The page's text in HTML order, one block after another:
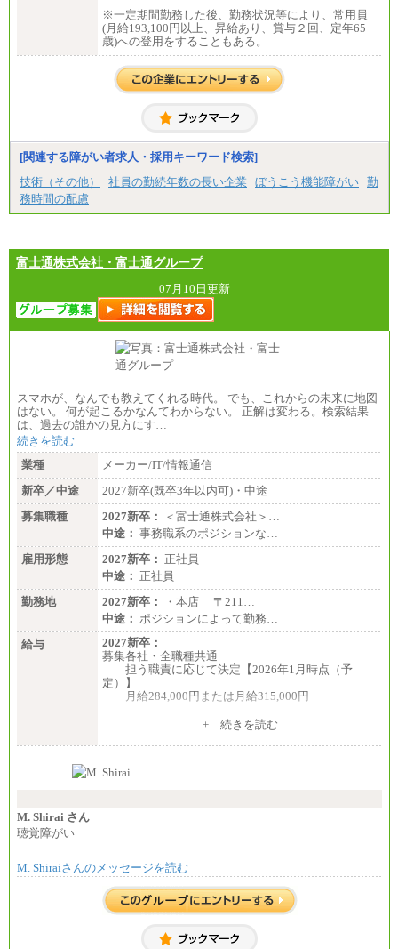
③月給172,500円以上
④月給23万円～37万円
⑤月給20万円～25万円
⑥月給33万円～48万円
⑦月給271,000円以上
⑧～⑮月給200,000円〜月給400,000円
⑰月給237,000円以上
⑱月給212,000円以上
⑲東京：月給202,000 円以上 、京都：月給193,000 円
以上
⑳月給205,000円以上
㉑月給185,000 円以上
㉒月給185,000 円以上
※全コース共通※ 能力・経験・勤務地などにより
※一定期間勤務した後、勤務状況等により、常用員
(月給193,100円以上、昇給あり、賞与２回、定年65
歳)への登用をすることもある。
[関連する障がい者求人・採用キーワード検索]
技術（その他）
社員の勤続年数の長い企業 ぼうこう機能障がい 勤
務時間の配慮
富士通株式会社・富士通グループ
07月10日更新
スマホが、なんでも教えてくれる時代。 でも、これからの未来に地図
はない。 何が起こるかなんてわからない。 正解は変わる。検索結果
は、過去の誰かの見方にす…
続きを読む
業種
メーカー/IT/情報通信
新卒／中途
2027新卒(既卒3年以内可)・中途
募集職種
2027新卒：
＜富士通株式会社＞…
中途： 事務職系のポジションな…
雇用形態
2027新卒： 正社員
中途： 正社員
勤務地
2027新卒：
・本店 〒211…
中途： ポジションによって勤務…
給与
2027新卒：
募集各社・全職種共通
担う職責に応じて決定【2026年1月時点（予
定）】
月給284,000円または月給315,000円
※入社後早期から、自律的な業務遂行が求めら
す。
い職責を担う方については、さらに高い金額を個別
※上記に加え、所定労働時間外に勤務をした場
※試用期間中も給与に変更はございません。
＜募集各社・全職種共通＞
+ 続きを読む
M. Shirai さん
聴覚障がい
M. Shiraiさんのメッセージを読む